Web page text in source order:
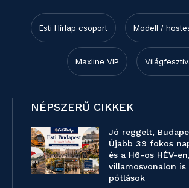
Esti Hírlap csoport Modell /
Maxline VIP
NÉPSZERŰ CIKKEK
Jó reggelt,
Újabb 39 fokos
és a H6-os HÉV-
villamosvonalon is
pótlások